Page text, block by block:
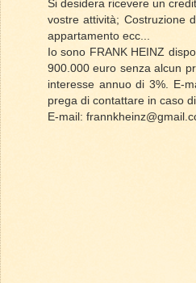
Si desidera ricevere un
vostre attività; Costruzione
appartamento ecc...
Io sono FRANK HEINZ
900.000 euro senza alcun
interesse annuo di 3%. E-
prega di contattare in caso
E-mail: